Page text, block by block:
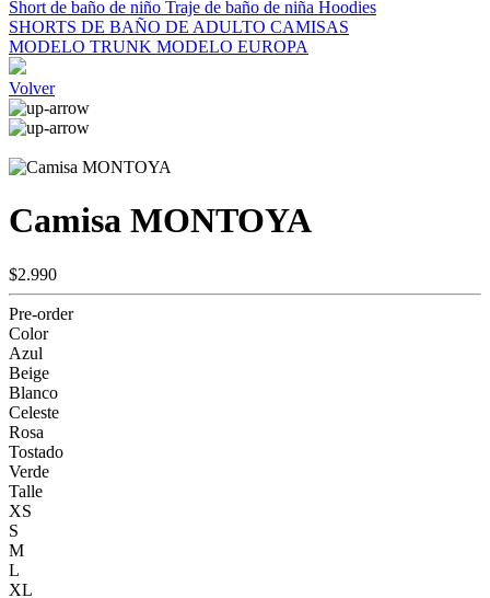
Short de baño de niño Traje de baño de niña Hoodies
SHORTS DE BAÑO DE ADULTO CAMISAS
MODELO TRUNK MODELO EUROPA
Volver
Camisa MONTOYA
$2.990
Pre-order
Color
Azul
Beige
Blanco
Celeste
Rosa
Tostado
Verde
Talle
XS
S
M
L
XL